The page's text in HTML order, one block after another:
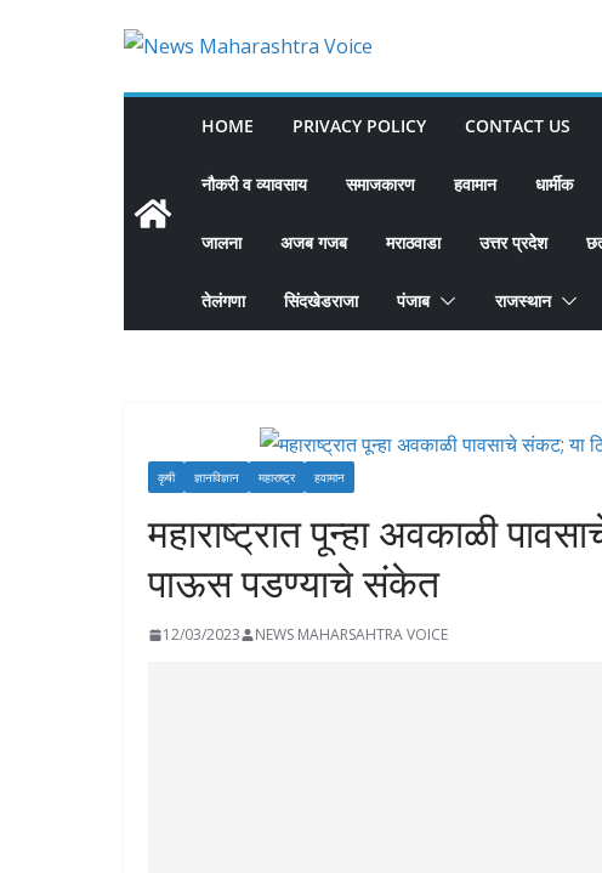
HOME PRIVACY POLICY CONTACT US
नौकरी व व्यावसाय समाजकारण हवामान धार्मीक
जालना अजब गजब मराठवाडा उत्तर प्रदेश
तेलंगणा सिंदखेडराजा पंजाब राजस्थान
कृषी ज्ञानविज्ञान महाराष्ट्र हवामान
महाराष्ट्रात पून्हा अवकाळी
पाऊस पडण्याचे संकेत
12/03/2023 NEWS MAHARSAHTRA VOICE